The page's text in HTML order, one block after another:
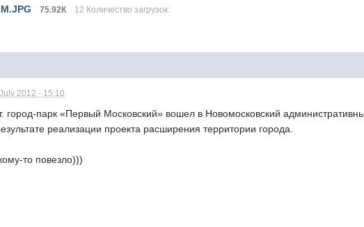
75.92К 12 Количество загрузок:
2012 - 15:10
город-парк «Первый Московский» вошел в Новомосковский
реализации проекта расширения территории города.
то повезло)))